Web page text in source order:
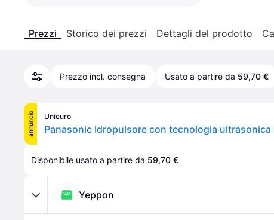
Prezzi Storico dei prezzi Dettagli del prodotto
Prezzo incl. consegna Usato a partire da 59,70 €
annuncio Unieuro
Panasonic Idropulsore con tecnologia ultrasonica
Disponibile usato a partire da 59,70 €
Yeppon